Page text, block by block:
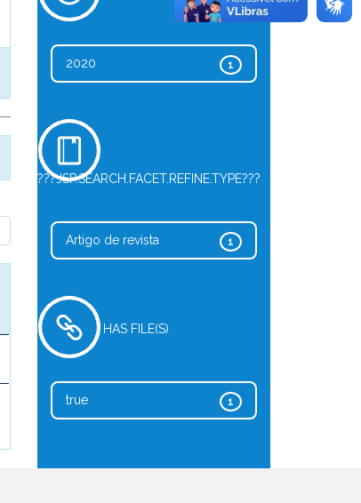
1
2020
???JSP.SEARCH.FACET.REFINE.TYPE???
1
Artigo de revista
HAS FILE(S)
1
true